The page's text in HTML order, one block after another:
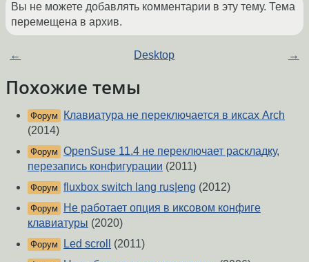
Вы не можете добавлять комментарии в эту тему. Тема
перемещена в архив.
← Desktop →
Похожие темы
Форум
Клавиатура не переключается в иксах Arch
(2014)
Форум OpenSuse 11.4 не переключает раскладку,
перезапись конфигурации (2011)
Форум fluxbox switch lang rus|eng (2012)
Форум
Не работает опция в иксовом конфиге
клавиатуры (2020)
Форум Led scroll (2011)